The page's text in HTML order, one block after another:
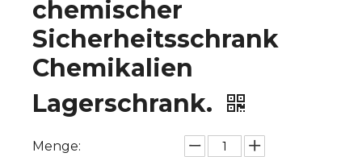
chemischer
Sicherheitsschrank
Chemikalien
Lagerschrank.
Menge: